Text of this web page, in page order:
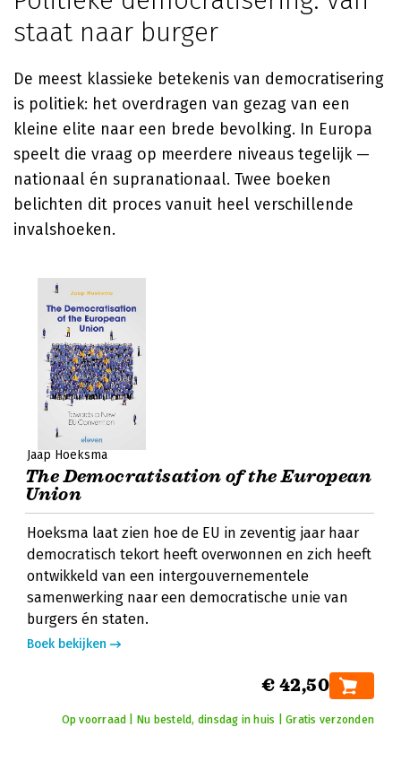
staat naar burger
De meest klassieke betekenis van democratisering
is politiek: het overdragen van gezag van een
kleine elite naar een brede bevolking. In Europa
speelt die vraag op meerdere niveaus tegelijk —
nationaal én supranationaal. Twee boeken
belichten dit proces vanuit heel verschillende
invalshoeken.
Jaap Hoeksma
The Democratisation of the European
Union
Hoeksma laat zien hoe de EU in zeventig jaar haar
democratisch tekort heeft overwonnen en zich heeft
ontwikkeld van een intergouvernementele
samenwerking naar een democratische unie van
burgers én staten.
Boek bekijken
€ 42,50
Op voorraad | Nu besteld, dinsdag in huis | Gratis verzonden